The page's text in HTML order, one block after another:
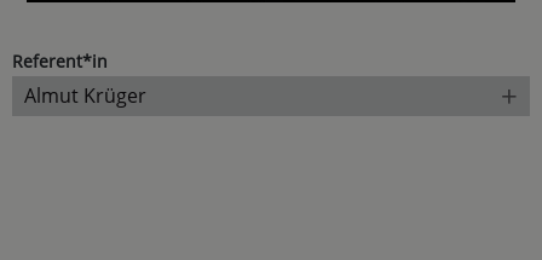
Referent*in
Almut Krüger +